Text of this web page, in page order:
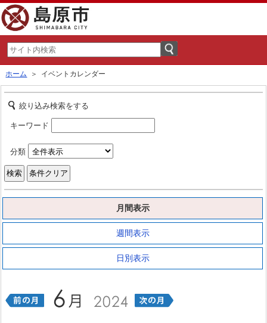
ホーム ＞ イベントカレンダー
絞り込み検索をする
キーワード
分類
月間表示
週間表示
日別表示